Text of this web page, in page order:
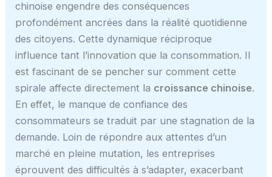
chinoise engendre des conséquences
profondément ancrées dans la réalité quotidienne
des citoyens. Cette dynamique réciproque
influence tant l’innovation que la consommation. Il
est fascinant de se pencher sur comment cette
spirale affecte directement la croissance chinoise.
En effet, le manque de confiance des
consommateurs se traduit par une stagnation de la
demande. Loin de répondre aux attentes d’un
marché en pleine mutation, les entreprises
éprouvent des difficultés à s’adapter, exacerbant